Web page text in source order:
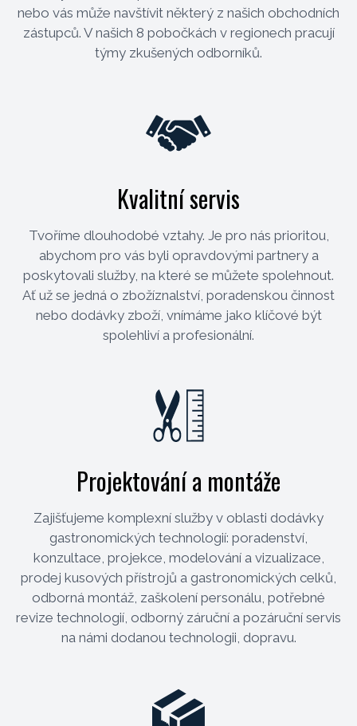
nebo vás může navštívit některý z našich obchodních
zástupců. V našich 8 pobočkách v regionech pracují
týmy zkušených odborníků.
Kvalitní servis
Tvoříme dlouhodobé vztahy. Je pro nás prioritou,
abychom pro vás byli opravdovými partnery a
poskytovali služby, na které se můžete spolehnout.
Ať už se jedná o zbožíznalství, poradenskou činnost
nebo dodávky zboží, vnímáme jako klíčové být
spolehliví a profesionální.
Projektování a montáže
Zajišťujeme komplexní služby v oblasti dodávky
gastronomických technologií: poradenství,
konzultace, projekce, modelování a vizualizace,
prodej kusových přístrojů a gastronomických celků,
odborná montáž, zaškolení personálu, potřebné
revize technologií, odborný záruční a pozáruční servis
na námi dodanou technologii, dopravu.